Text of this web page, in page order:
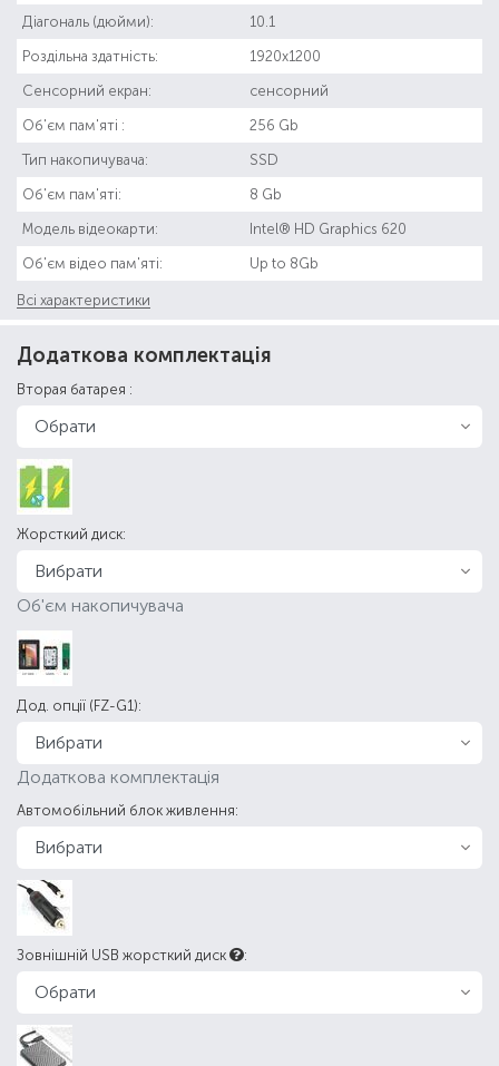
Діагональ (дюйми): 10.1
Роздільна здатність: 1920x1200
Сенсорний екран: сенсорний
Об'єм пам'яті : 256 Gb
Тип накопичувача: SSD
Об'єм пам'яті: 8 Gb
Модель відеокарти: Intel® HD Graphics 620
Об'єм відео пам'яті: Up to 8Gb
Всі характеристики
Додаткова комплектація
Вторая батарея :
Жорсткий диск:
Об'єм накопичувача
Дод. опції (FZ-G1):
Додаткова комплектація
Автомобільний блок живлення:
Зовнішній USB жорсткий диск :